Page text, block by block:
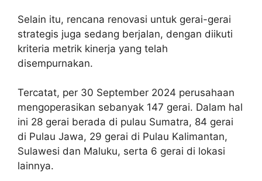
Selain itu, rencana renovasi untuk gerai-gerai
strategis juga sedang berjalan, dengan diikuti
kriteria metrik kinerja yang telah
disempurnakan.
Tercatat, per 30 September 2024 perusahaan
mengoperasikan sebanyak 147 gerai. Dalam hal
ini 28 gerai berada di pulau Sumatra, 84 gerai
di Pulau Jawa, 29 gerai di Pulau Kalimantan,
Sulawesi dan Maluku, serta 6 gerai di lokasi
lainnya.